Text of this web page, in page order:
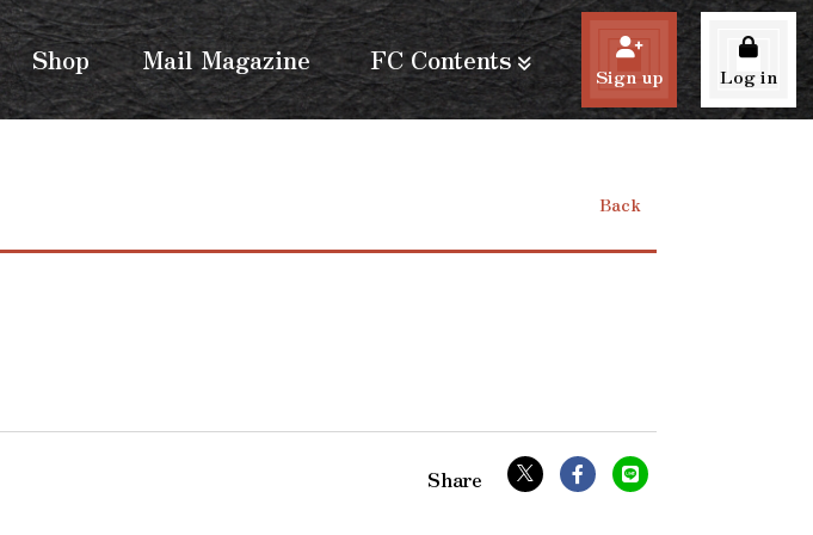
Shop Mail Magazine FC Contents Sign up Log in
Back